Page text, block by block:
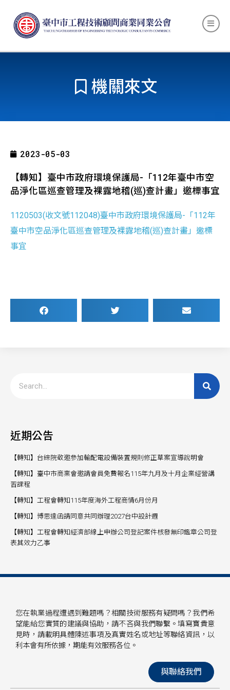
機關來文
2023-05-03
【轉知】臺中市政府環境保護局-「112年臺中市空
品淨化區巡查管理及裸露地稽(巡)查計畫」邀標事宜
1120503(收文號112048)臺中市政府環境保護局-「112年
臺中市空品淨化區巡查管理及裸露地稽(巡)查計畫」邀標
事宜
近期公告
【轉知】台綜院敬邀參加輸配電設備裝置規則修正草案宣導說明會
【轉知】臺中市商業會邀請會員免費報名115年九月及十月企業經營講
習課程
【轉知】工程會轉知115年度海外工程商情6月份月
【轉知】博思達函請同意共同辦理2027台中設計週
【轉知】工程會轉知經濟部線上申辦公司登記案件核發無印鑑章公司登
表其效力乙事
您在執業過程遭遇到難題嗎？相關技術服務有疑問嗎？我們希
望能給您實質的建議與協助，請不吝與我們聯繫。填寫寶貴意
見時，請載明具體陳述事項及真實姓名或地址等聯絡資訊，以
利本會有所依據，期能有效服務各位。
與聯絡我們